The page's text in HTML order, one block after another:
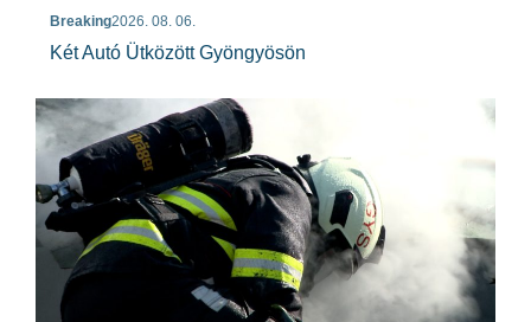
Breaking2026. 08. 06.
Két Autó Ütközött Gyöngyösön